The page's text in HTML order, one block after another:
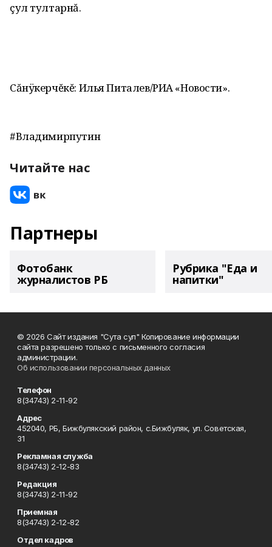
çул тултарнă.
Сăнÿкерчĕкĕ: Илья Питалев/РИА «Новости».
#Владимирпутин
Читайте нас
Партнеры
Фотобанк
журналистов РБ
Рубрика "Еда и
напитки"
© 2026 Сайт издания "Сута сул" Копирование информации
сайта разрешено только с письменного согласия
администрации.
Об использовании персональных данных
Телефон
8(34743) 2-11-92
Адрес
452040, РБ, Бижбулякский район, с.Бижбуляк, ул. Советская,
31
Рекламная служба
8(34743) 2-12-83
Редакция
8(34743) 2-11-92
Приемная
8(34743) 2-12-82
Отдел кадров